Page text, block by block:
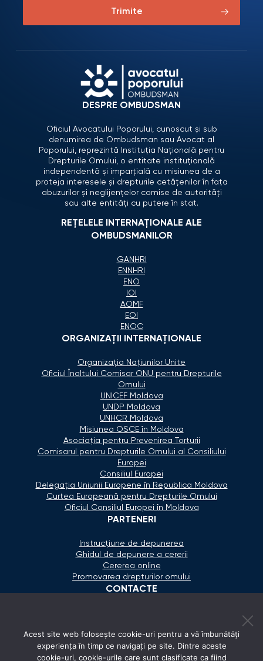
Trimite
DESPRE OMBUDSMAN
Oficiul Avocatului Poporului, cunoscut și sub
denumirea de Ombudsman sau Avocat al
Poporului, reprezintă Instituția Națională pentru
Drepturile Omului, o entitate instituțională
independentă și imparțială cu misiunea de a
proteja interesele și drepturile cetățenilor în fața
abuzurilor și neglijențelor comise de autorități
sau alte entități cu putere în stat.
REȚELELE INTERNAȚIONALE ALE
OMBUDSMANILOR
GANHRI
ENNHRI
ENO
IOI
AOMF
EOI
ENOC
ORGANIZAŢII INTERNAŢIONALE
Organizaţia Naţiunilor Unite
Oficiul Înaltului Comisar ONU pentru Drepturile
Omului
UNICEF Moldova
UNDP Moldova
UNHCR Moldova
Misiunea OSCE în Moldova
Asociaţia pentru Prevenirea Torturii
Comisarul pentru Drepturile Omului al Consiliului
Europei
Consiliul Europei
Delegaţia Uniunii Europene în Republica Moldova
Curtea Europeană pentru Drepturile Omului
Oficiul Consiliul Europei în Moldova
PARTENERI
Instrucțiune de depunerea
Ghidul de depunere a cererii
Cererea online
Promovarea drepturilor omului
CONTACTE
secretariat@ombudsman.md
Strada Calea Ieşilor 11/3, Chişinău
Acest site web folosește cookie-uri pentru a vă îmbunătăți
experiența în timp ce navigați pe site. Dintre aceste
cookie-uri, cookie-urile care sunt clasificate ca fiind